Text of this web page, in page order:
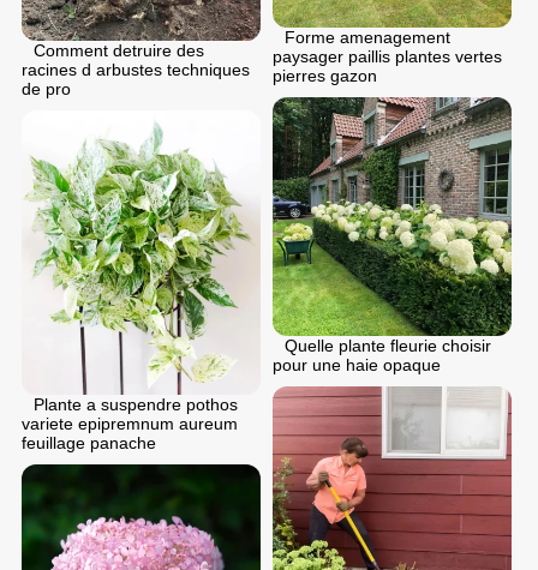
Forme amenagement
paysager paillis plantes vertes
pierres gazon
Comment detruire des
racines d arbustes techniques
de pro
Quelle plante fleurie choisir
pour une haie opaque
Plante a suspendre pothos
variete epipremnum aureum
feuillage panache